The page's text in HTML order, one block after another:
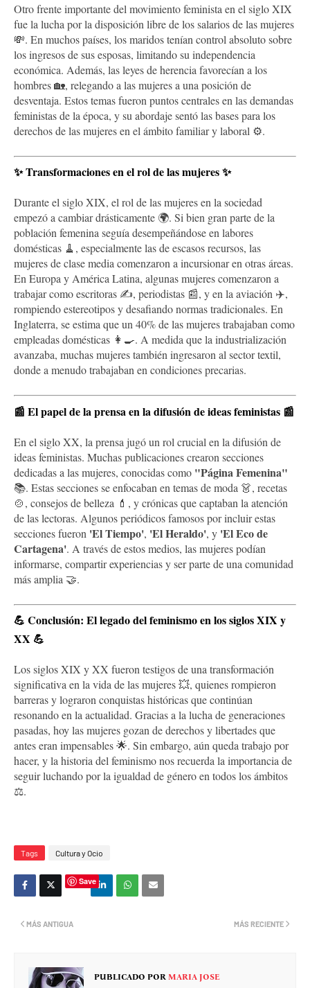
Otro frente importante del movimiento feminista en el siglo XIX
fue la lucha por la disposición libre de los salarios de las mujeres
💸. En muchos países, los maridos tenían control absoluto sobre
los ingresos de sus esposas, limitando su independencia
económica. Además, las leyes de herencia favorecían a los
hombres 🏡, relegando a las mujeres a una posición de
desventaja. Estos temas fueron puntos centrales en las demandas
feministas de la época, y su abordaje sentó las bases para los
derechos de las mujeres en el ámbito familiar y laboral ⚙️.
✨Transformaciones en el rol de las mujeres✨
Durante el siglo XIX, el rol de las mujeres en la sociedad
empezó a cambiar drásticamente 🌍. Si bien gran parte de la
población femenina seguía desempeñándose en labores
domésticas 🧹, especialmente las de escasos recursos, las
mujeres de clase media comenzaron a incursionar en otras áreas.
En Europa y América Latina, algunas mujeres comenzaron a
trabajar como escritoras ✍️, periodistas 📰, y en la aviación ✈️,
rompiendo estereotipos y desafiando normas tradicionales. En
Inglaterra, se estima que un 40% de las mujeres trabajaban como
empleadas domésticas 👩‍🍳. A medida que la industrialización
avanzaba, muchas mujeres también ingresaron al sector textil,
donde a menudo trabajaban en condiciones precarias.
📰 El papel de la prensa en la difusión de ideas feministas 📰
En el siglo XX, la prensa jugó un rol crucial en la difusión de
ideas feministas. Muchas publicaciones crearon secciones
dedicadas a las mujeres, conocidas como "Página Femenina"
📚. Estas secciones se enfocaban en temas de moda 👗, recetas
🍲, consejos de belleza 💄, y crónicas que captaban la atención
de las lectoras. Algunos periódicos famosos por incluir estas
secciones fueron 'El Tiempo', 'El Heraldo', y 'El Eco de
Cartagena'. A través de estos medios, las mujeres podían
informarse, compartir experiencias y ser parte de una comunidad
más amplia 🤝.
💪 Conclusión: El legado del feminismo en los siglos XIX y
XX 💪
Los siglos XIX y XX fueron testigos de una transformación
significativa en la vida de las mujeres 💥, quienes rompieron
barreras y lograron conquistas históricas que continúan
resonando en la actualidad. Gracias a la lucha de generaciones
pasadas, hoy las mujeres gozan de derechos y libertades que
antes eran impensables 🌟. Sin embargo, aún queda trabajo por
hacer, y la historia del feminismo nos recuerda la importancia de
seguir luchando por la igualdad de género en todos los ámbitos
⚖️.
Tags Cultura y Ocio
Save
MÁS RECIENTE
MÁS ANTIGUA
PUBLICADO POR MARIA JOSE